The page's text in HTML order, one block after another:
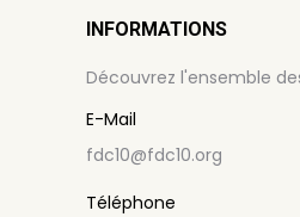
INFORMATIONS
Découvrez l'ensemble
E-Mail
fdc10@fdc10.org
Téléphone